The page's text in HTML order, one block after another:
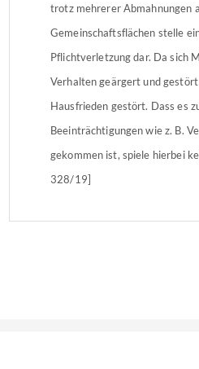
trotz mehrerer Abmahnungen
Gemeinschaftsflächen stelle
Pflichtverletzung dar. Da sich
Verhalten geärgert und
Hausfrieden gestört. Dass es
Beeinträchtigungen wie z. B.
gekommen ist, spiele hierbei
328/19]